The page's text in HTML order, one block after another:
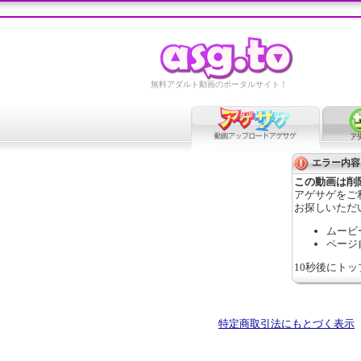
無料アダルト動画のポータルサイト！
エラー内容
この動画は削
アゲサゲをご
お探しいただ
ムービ
ページ
10秒後にト
特定商取引法にもとづく表示